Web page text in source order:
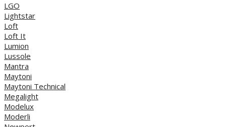
LGO
Lightstar
Loft
Loft It
Lumion
Lussole
Mantra
Maytoni
Maytoni Technical
Megalight
Modelux
Moderli